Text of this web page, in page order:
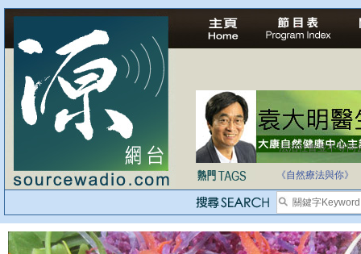
法治社會並不等同
《自然療法與你》